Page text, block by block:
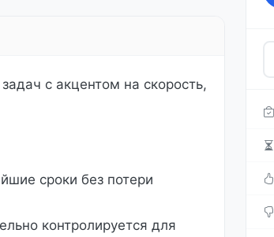
с акцентом на скорость,
сроки без потери
контролируется для